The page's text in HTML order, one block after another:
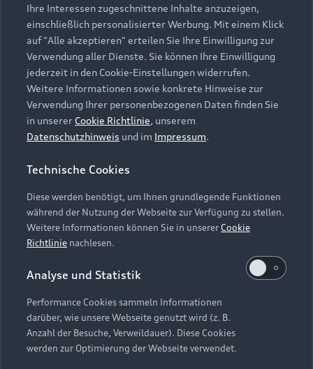
Elektromodelle
Plug-in-Hybride
Gebrauchtwagensuche
Gebrauchtwagen
Finanzierung
Aktionen & Angebote
Geschäftskunden
Saisonale Angebote
Audi Services
Garantie
Audi digital services
myAudi
Support
Kundenservice
Händlersuche
Audi Code
Online-Terminvereinbarung
Servicekontakt
Vertrag widerrufen
Über Audi
Unternehmen
Karriere
Investor Relations
Presse & Media Center
Datenschutz
Audi erleben
Newsletter
Impressum Rechtliches
Hinweisgebersystem
Datenschutzinformation
Cookie-Einstellungen
Cookie-Richtlinie
Barrierefreiheit
Hinweis: Die aktuelle Darstellung und Anordnung der
Embleme am Fahrzeug bei allen Abbildungen auf dieser
Webseite kann abweichen.
Ihre Interessen zugeschnittene Inhalte anzuzeigen,
einschließlich personalisierter Werbung. Mit einem Klick
auf "Alle akzeptieren" erteilen Sie Ihre Einwilligung zur
Verwendung aller Dienste. Sie können Ihre Einwilligung
jederzeit in den Cookie-Einstellungen widerrufen.
Weitere Informationen sowie konkrete Hinweise zur
Verwendung Ihrer personenbezogenen Daten finden Sie
in unserer Cookie Richtlinie, unserem
Datenschutzhinweis und im Impressum.
Technische Cookies
Diese werden benötigt, um Ihnen grundlegende Funktionen
während der Nutzung der Webseite zur Verfügung zu stellen.
Weitere Informationen können Sie in unsererCookie
Richtlinie nachlesen.
Analyse und Statistik
Performance Cookies sammeln Informationen
darüber, wie unsere Webseite genutzt wird (z. B.
Anzahl der Besuche, Verweildauer). Diese Cookies
werden zur Optimierung der Webseite verwendet.